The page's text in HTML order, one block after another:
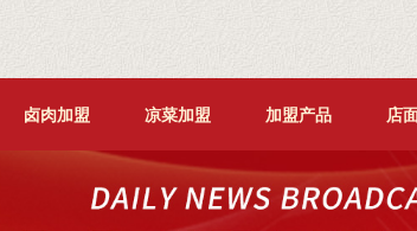
卤肉加盟 凉菜加盟 加盟产品 店